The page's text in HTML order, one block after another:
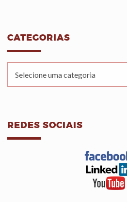
CATEGORIAS
REDES SOCIAIS